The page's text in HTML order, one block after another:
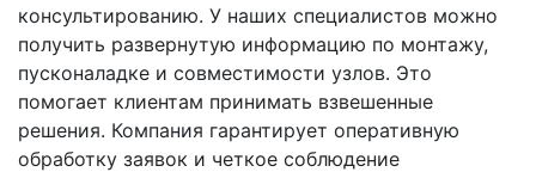
консультированию. У наших специалистов можно
получить развернутую информацию по монтажу,
пусконаладке и совместимости узлов. Это
помогает клиентам принимать взвешенные
решения. Компания гарантирует оперативную
обработку заявок и четкое соблюдение